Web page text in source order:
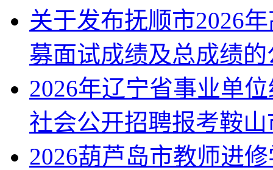
关于发布抚顺市2026
募面试成绩及总成绩的
2026年辽宁省事业单
社会公开招聘报考鞍
2026葫芦岛市教师进